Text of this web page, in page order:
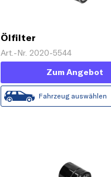
Ölfilter
Art.-Nr. 2020-5544
Zum Angebot
Fahrzeug auswählen